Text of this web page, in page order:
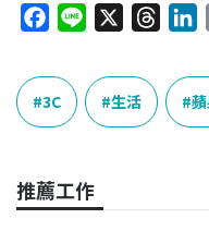
c
e
b
o
k
n
e
e
n
k
e
n
3C 生活
推薦工作